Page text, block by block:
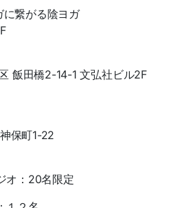
繋がる陰ヨガ
飯田橋2-14-1 文弘社ビル2F
保町1-22
オ：20名限定